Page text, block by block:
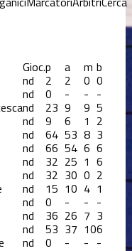
Gioc.p a m b
nd 2 2 0 0
nd 0 - - -
nd 23 9 9 5
nd 9 6 1 2
nd 64 53 8 3
nd 66 54 6 6
nd 32 25 1 6
nd 32 30 0 2
nd 15 10 4 1
nd 0 - - -
nd 36 26 7 3
nd 53 37 106
nd 0 - - -